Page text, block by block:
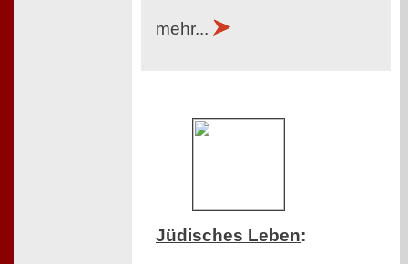
mehr...
Jüdisches Leben: